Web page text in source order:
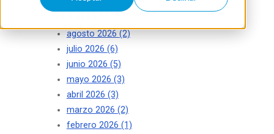
Archivo
agosto 2026 (2)
julio 2026 (6)
junio 2026 (5)
mayo 2026 (3)
abril 2026 (3)
marzo 2026 (2)
febrero 2026 (1)